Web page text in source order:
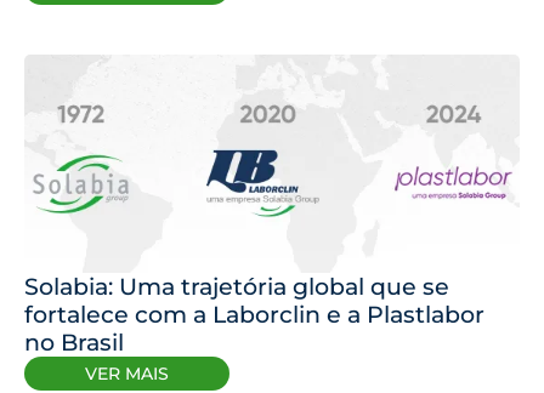
Solabia: Uma trajetória global que se
fortalece com a Laborclin e a Plastlabor
no Brasil
VER MAIS